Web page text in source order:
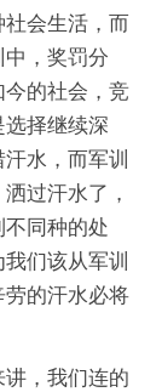
会生活，而
，奖罚分
的社会，竞
择继续深
水，而军训
过汗水了，
同种的处
们该从军训
的汗水必将
，我们连的